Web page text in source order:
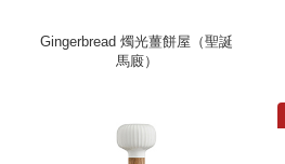
Gingerbread 燭光薑餅屋（聖誕
馬廄）